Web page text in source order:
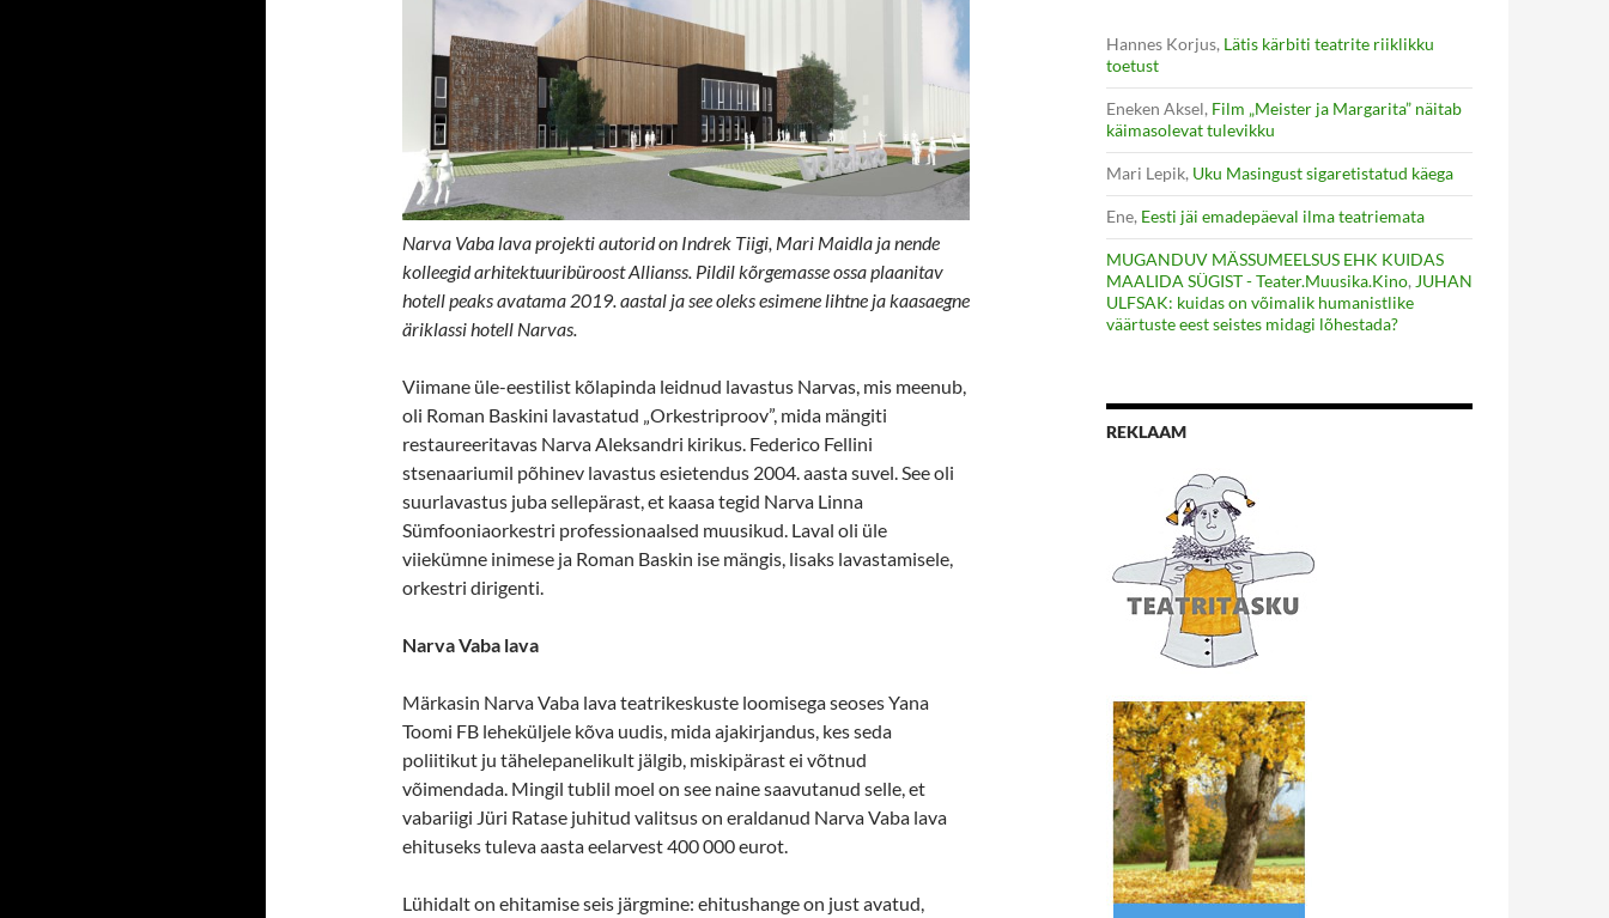
Narva Vaba lava projekti autorid on Indrek Tiigi, Mari Maidla ja nende
kolleegid arhitektuuribüroost Allianss. Pildil kõrgemasse ossa plaanitav
hotell peaks avatama 2019. aastal ja see oleks esimene lihtne ja kaasaegne
äriklassi hotell Narvas.
Viimane üle-eestilist kõlapinda leidnud lavastus Narvas, mis meenub,
oli Roman Baskini lavastatud „Orkestriproov”, mida mängiti
restaureeritavas Narva Aleksandri kirikus. Federico Fellini
stsenaariumil põhinev lavastus esietendus 2004. aasta suvel. See oli
suurlavastus juba sellepärast, et kaasa tegid Narva Linna
Sümfooniaorkestri professionaalsed muusikud. Laval oli üle
viiekümne inimese ja Roman Baskin ise mängis, lisaks lavastamisele,
orkestri dirigenti.
Narva Vaba lava
Märkasin Narva Vaba lava teatrikeskuste loomisega seoses Yana
Toomi FB leheküljele kõva uudis, mida ajakirjandus, kes seda
poliitikut ju tähelepanelikult jälgib, miskipärast ei võtnud
võimendada. Mingil tublil moel on see naine saavutanud selle, et
vabariigi Jüri Ratase juhitud valitsus on eraldanud Narva Vaba lava
ehituseks tuleva aasta eelarvest 400 000 eurot.
Lühidalt on ehitamise seis järgmine: ehitushange on just avatud,
Hannes Korjus, Lätis kärbiti teatrite riiklikku
toetust
Eneken Aksel, Film „Meister ja Margarita” näitab
käimasolevat tulevikku
Mari Lepik, Uku Masingust sigaretistatud käega
Ene, Eesti jäi emadepäeval ilma teatriemata
MUGANDUV MÄSSUMEELSUS EHK KUIDAS
MAALIDA SÜGIST - Teater.Muusika.Kino, JUHAN
ULFSAK: kuidas on võimalik humanistlike
väärtuste eest seistes midagi lõhestada?
REKLAAM